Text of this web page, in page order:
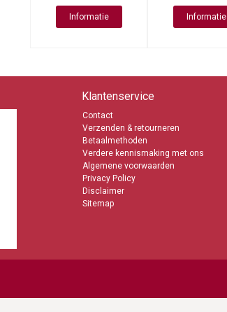
Informatie Informatie
Klantenservice
Contact
Verzenden & retourneren
Betaalmethoden
Verdere kennismaking met ons
Algemene voorwaarden
Privacy Policy
Disclaimer
Sitemap